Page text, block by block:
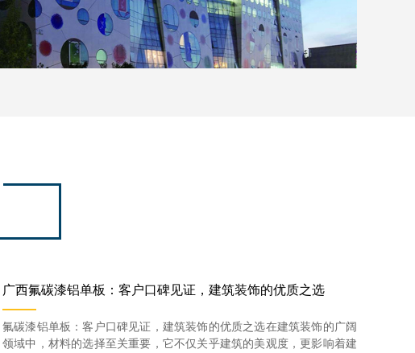
广西氟碳漆铝单板：客户口碑见证，建筑装饰的优质之选
氟碳漆铝单板：客户口碑见证，建筑装饰的优质之选在建筑装饰的广阔
领域中，材料的选择至关重要，它不仅关乎建筑的美观度，更影响着建